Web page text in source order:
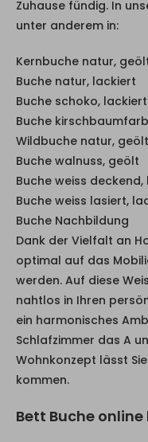
Zuhause fündig. In
unter anderem in:
Kernbuche natur,
Buche natur, lackiert
Buche schoko, lackiert
Buche
Wildbuche natur, geölt
Buche walnuss, geölt
Buche weiss
Buche weiss lasiert,
Buche Nachbildung
Dank der Vielfalt an
optimal auf das
werden. Auf diese
nahtlos in Ihren
ein harmonisches
Schlafzimmer das A
Wohnkonzept lässt
kommen.
Bett Buche